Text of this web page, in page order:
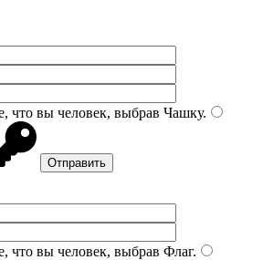
что вы человек, выбрав Чашку.
что вы человек, выбрав Флаг.